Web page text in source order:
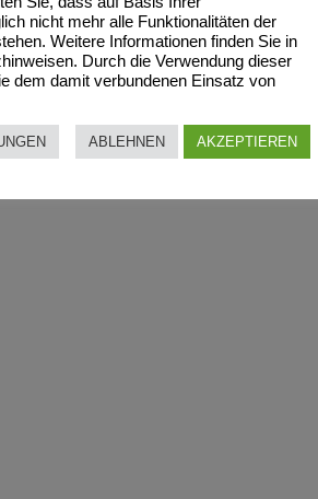
nicht mehr alle Funktionalitäten der
Weitere Informationen finden Sie in
Durch die Verwendung dieser
dem damit verbundenen Einsatz von
ABLEHNEN AKZEPTIEREN